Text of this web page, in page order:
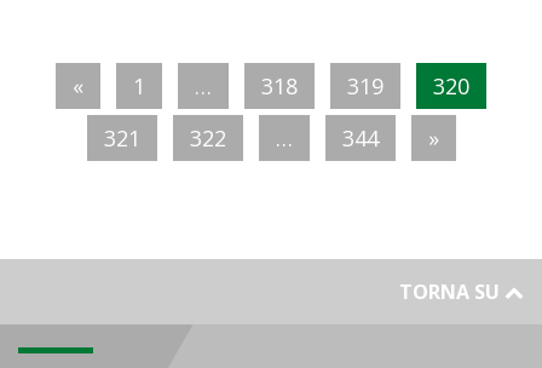
« 1 … 318 319
320
321
322 … 344 »
TORNA SU